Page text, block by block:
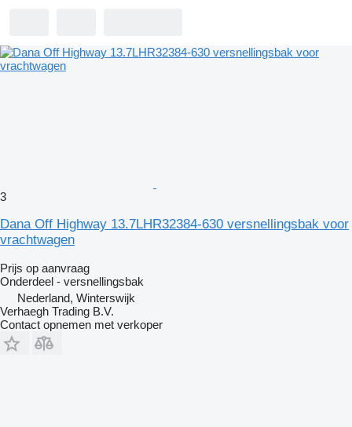
3
Dana Off Highway 13.7LHR32384-630 versnellingsbak voor
vrachtwagen
Prijs op aanvraag
Onderdeel - versnellingsbak
Nederland, Winterswijk
Verhaegh Trading B.V.
Contact opnemen met verkoper